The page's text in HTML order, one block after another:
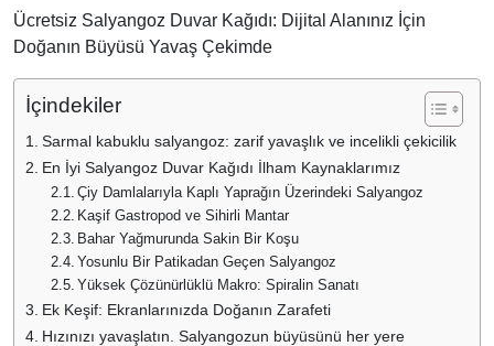
Ücretsiz Salyangoz Duvar Kağıdı: Dijital Alanınız İçin
Doğanın Büyüsü Yavaş Çekimde
İçindekiler
Sarmal kabuklu salyangoz: zarif yavaşlık ve incelikli çekicilik
En İyi Salyangoz Duvar Kağıdı İlham Kaynaklarımız
Çiy Damlalarıyla Kaplı Yaprağın Üzerindeki Salyangoz
Kaşif Gastropod ve Sihirli Mantar
Bahar Yağmurunda Sakin Bir Koşu
Yosunlu Bir Patikadan Geçen Salyangoz
Yüksek Çözünürlüklü Makro: Spiralin Sanatı
Ek Keşif: Ekranlarınızda Doğanın Zarafeti
Hızınızı yavaşlatın. Salyangozun büyüsünü her yere